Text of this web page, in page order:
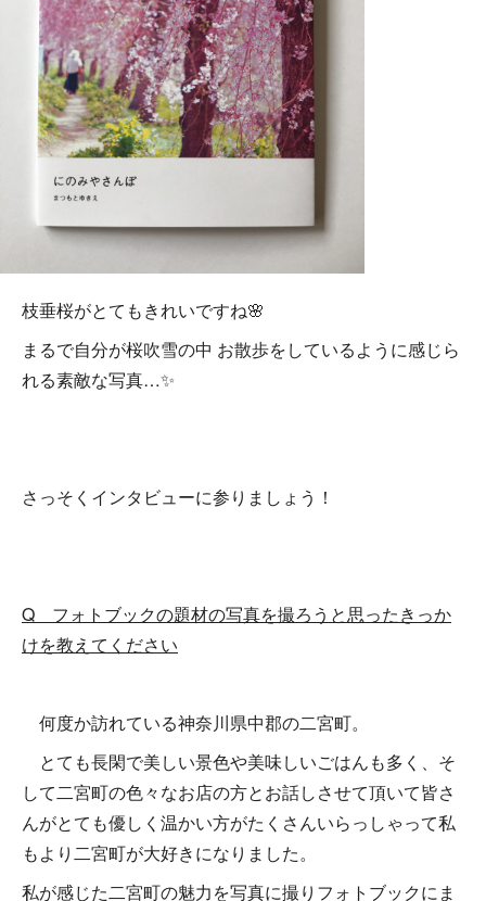
枝垂桜がとてもきれいですね🌸
まるで自分が桜吹雪の中 お散歩をしているように感じら
れる素敵な写真…✨
さっそくインタビューに参りましょう！
Q フォトブックの題材の写真を撮ろうと思ったきっか
けを教えてください
何度か訪れている神奈川県中郡の二宮町。
とても長閑で美しい景色や美味しいごはんも多く、そ
して二宮町の色々なお店の方とお話しさせて頂いて皆さ
んがとても優しく温かい方がたくさんいらっしゃって私
もより二宮町が大好きになりました。
私が感じた二宮町の魅力を写真に撮りフォトブックにま